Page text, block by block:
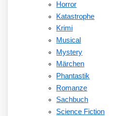
Horror
Katastrophe
Krimi
Musical
Mystery
Märchen
Phantastik
Romanze
Sachbuch
Science Fiction